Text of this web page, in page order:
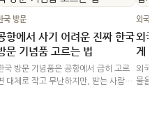
국 방문
항에서 사기 어려운 진짜 한국
문 기념품 고르는 법
국 방문 기념품은 공항에서 급히 고르
대체로 작고 무난하지만, 받는 사람이
외국인
외국
게
외국
물을